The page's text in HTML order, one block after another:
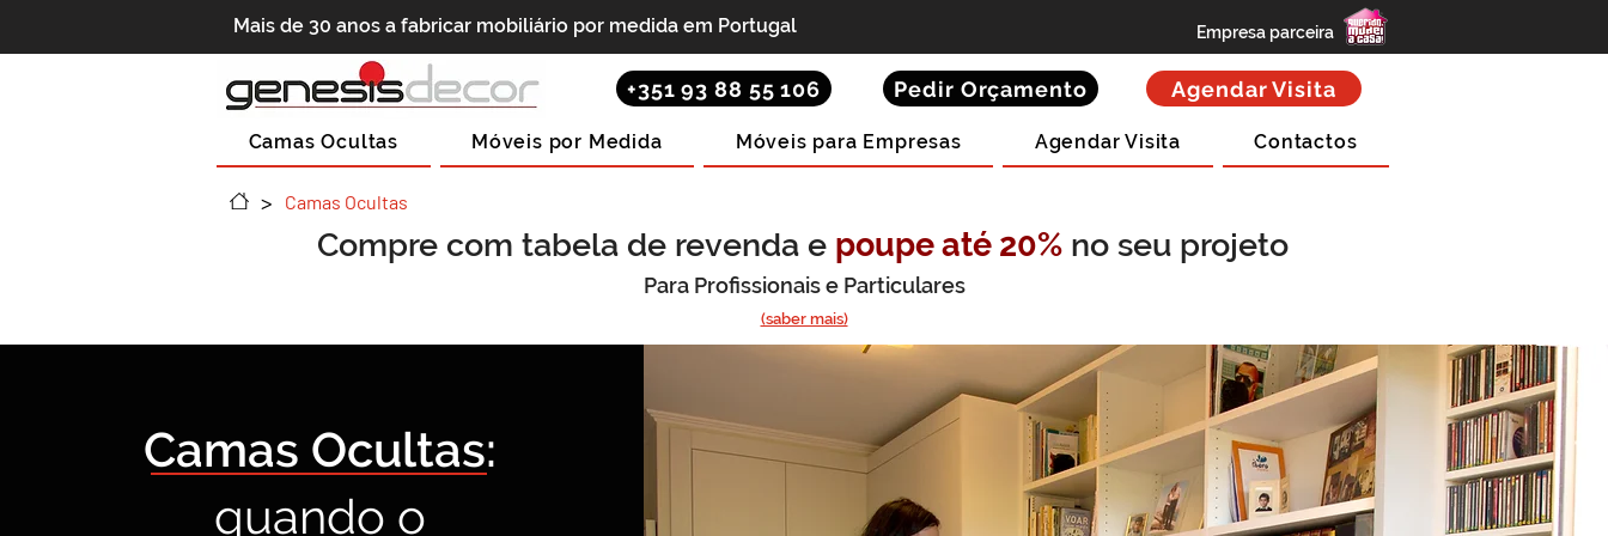
Mais de 30 anos a fabricar mobiliário por medida em Portugal Empresa parceira
+351 93 88 55 106 Pedir Orçamento Agendar Visita
Camas Ocultas Móveis por Medida Móveis para Empresas Agendar Visita Contactos
> Camas Ocultas
Compre com tabela de revenda e poupe até 20% no seu projeto
Para Profissionais e Particulares
(saber mais)
Camas Ocultas:
quando o